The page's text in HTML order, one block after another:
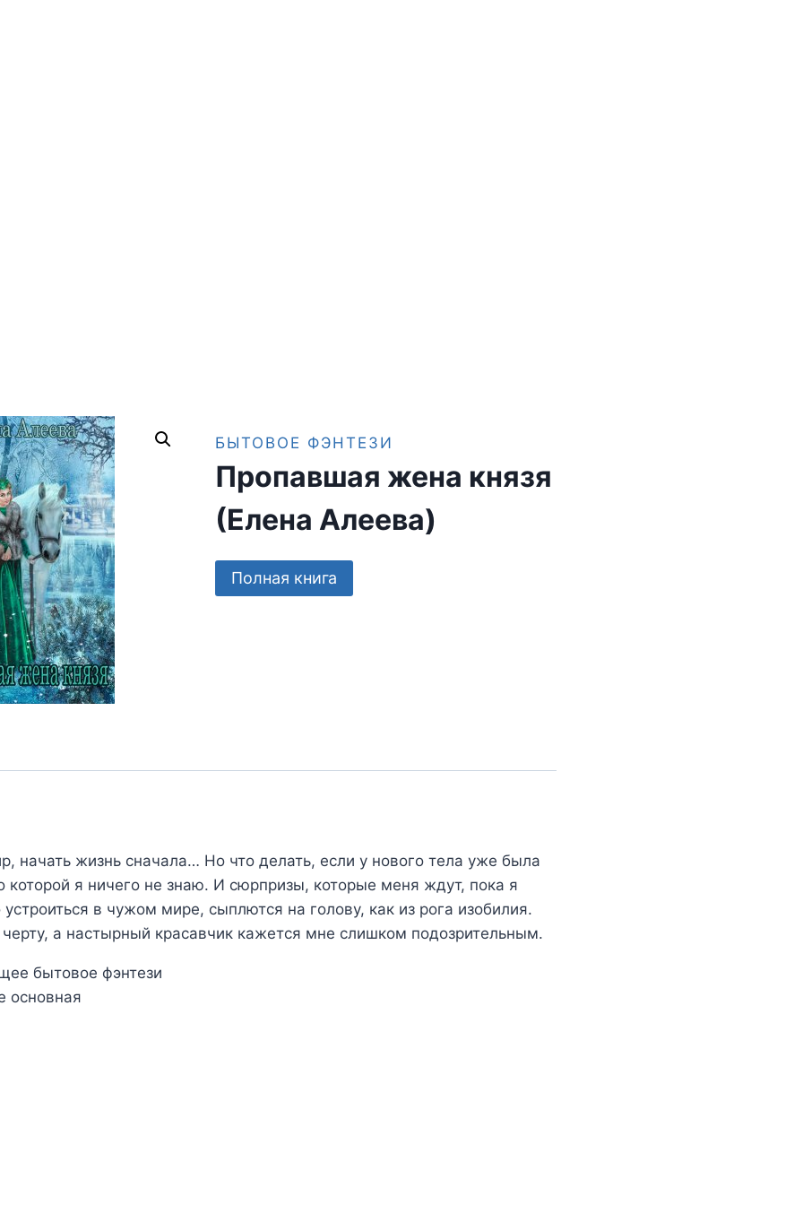
БЫТОВОЕ ФЭНТЕЗИ
Пропавшая жена князя
(Елена Алеева)
Полная книга
начать жизнь сначала… Но что делать, если у нового тела уже была
которой я ничего не знаю. И сюрпризы, которые меня ждут, пока я
в чужом мире, сыплются на голову, как из рога изобилия.
черту, а настырный красавчик кажется мне слишком подозрительным.
бытовое фэнтези
основная